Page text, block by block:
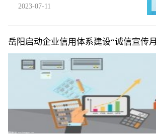
2023-07-11
岳阳启动企业信用体系建设“诚信宣传